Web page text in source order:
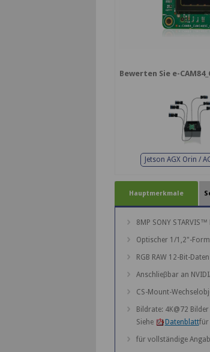
Bewerten Sie e-
Jetson AGX Orin /
Hauptmerkmale
8MP SONY
Optischer 1/1,2"-
RGB RAW 12-Bit-
Anschlieβbar an
CS-Mount-
Bildrate: 4K@72
Siehe
Datenblattfür
für vollständige